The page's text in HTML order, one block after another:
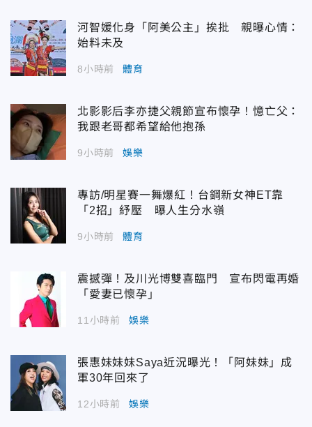
河智媛化身「阿美公主」挨批 親曝心情：
始料未及
8小時前 體育
北影影后李亦捷父親節宣布懷孕！憶亡父：
我跟老哥都希望給他抱孫
9小時前 娛樂
專訪/明星賽一舞爆紅！台鋼新女神ET靠
「2招」紓壓 曝人生分水嶺
9小時前 體育
震撼彈！及川光博雙喜臨門 宣布閃電再婚
「愛妻已懷孕」
11小時前 娛樂
張惠妹妹妹Saya近況曝光！「阿妹妹」成
軍30年回來了
12小時前 娛樂